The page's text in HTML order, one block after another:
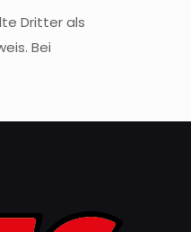
Dritter als
Bei